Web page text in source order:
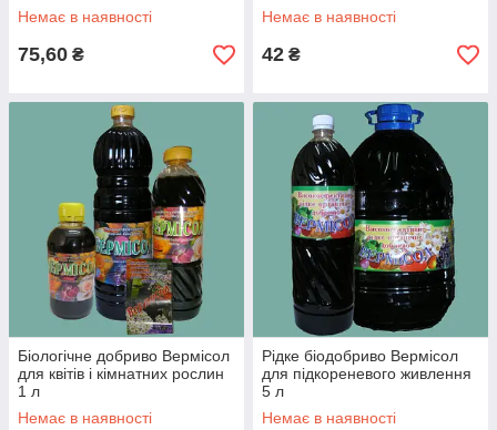
Немає в наявності
75,60 ₴
Немає в наявності
42 ₴
Біологічне добриво Вермісол
для квітів і кімнатних рослин
1 л
Немає в наявності
Рідке біодобриво Вермісол
для підкореневого живлення
5 л
Немає в наявності